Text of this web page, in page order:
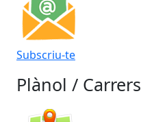
Subscriu-te
Plànol / Carrers